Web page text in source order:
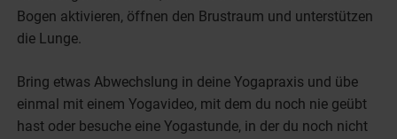
Bogen aktivieren, öffnen den Brustraum und unterstützen
die Lunge.
Bring etwas Abwechslung in deine Yogapraxis und übe
einmal mit einem Yogavideo, mit dem du noch nie geübt
hast oder besuche eine Yogastunde, in der du noch nicht